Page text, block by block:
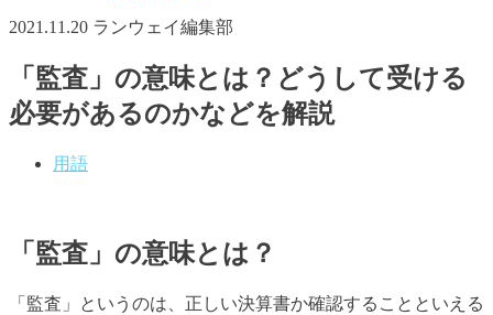
2021.11.20 ランウェイ編集部
「監査」の意味とは？どうして受ける
必要があるのかなどを解説
用語
「監査」の意味とは？
「監査」というのは、正しい決算書か確認することといえる